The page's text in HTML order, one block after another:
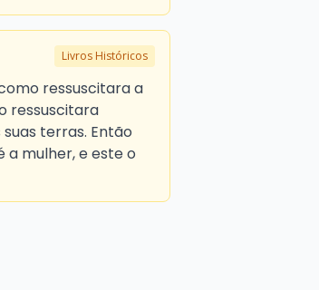
Livros Históricos
ressuscitara a
ressuscitara
terras. Então
a mulher, e este o